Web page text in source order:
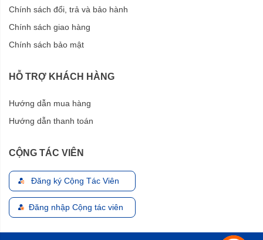
Chính sách đổi, trả và bảo hành
Chính sách giao hàng
Chính sách bảo mật
HỖ TRỢ KHÁCH HÀNG
Hướng dẫn mua hàng
Hướng dẫn thanh toán
CỘNG TÁC VIÊN
Đăng ký Cộng Tác Viên
Đăng nhập Cộng tác viên